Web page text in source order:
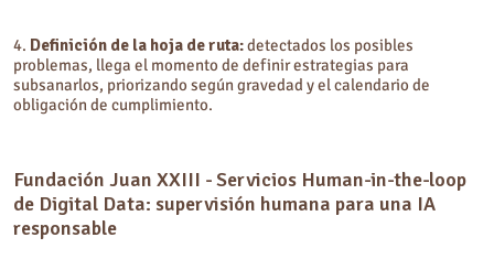
4. Definición de la hoja de ruta:detectados los posibles
problemas, llega el momento de definir estrategias para
subsanarlos, priorizando según gravedad y el calendario de
obligación de cumplimiento.
Fundación Juan XXIII - Servicios Human-in-the-loop
de Digital Data: supervisión humana para una IA
responsable